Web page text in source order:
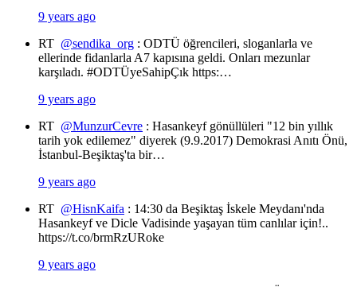
9 years ago
RT @sendika_org : ODTÜ öğrencileri, sloganlarla ve
ellerinde fidanlarla A7 kapısına geldi. Onları mezunlar
karşıladı. #ODTÜyeSahipÇık https:…
9 years ago
RT @MunzurCevre : Hasankeyf gönüllüleri "12 bin yıllık
tarih yok edilemez" diyerek (9.9.2017) Demokrasi Anıtı Önü,
İstanbul-Beşiktaş'ta bir…
9 years ago
RT @HisnKaifa : 14:30 da Beşiktaş İskele Meydanı'nda
Hasankeyf ve Dicle Vadisinde yaşayan tüm canlılar için!..
https://t.co/brmRzURoke
9 years ago